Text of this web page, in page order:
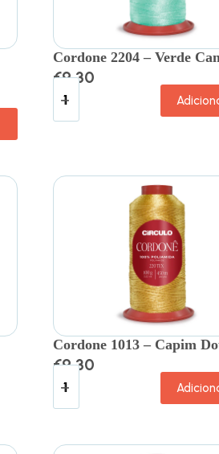
Cordone 2204 – Verde
€9.30
Cordone 1013 – Capim
€9.30